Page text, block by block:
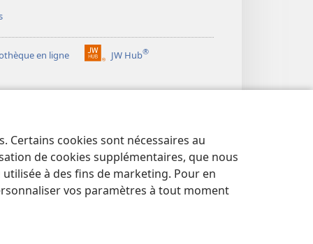
Certains cookies sont nécessaires au
de cookies supplémentaires, que nous
à des fins de marketing. Pour en
vos paramètres à tout moment
en ligne JW Hub®
(ouvre
nouvelle